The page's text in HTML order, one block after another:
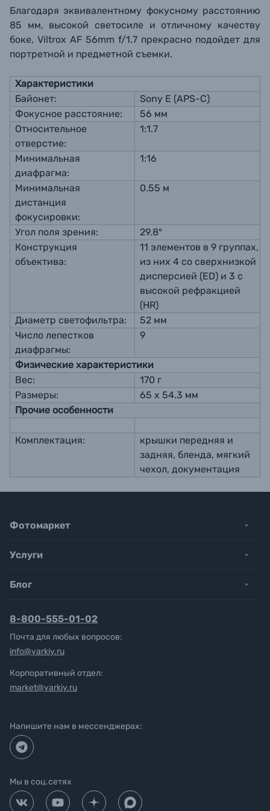
Благодаря эквивалентному фокусному расстоянию
85 мм, высокой светосиле и отличному качеству
боке, Viltrox AF 56mm f/1.7 прекрасно подойдет для
портретной и предметной съемки.
Характеристики
Байонет:
Sony E (APS-C)
Фокусное расстояние:
56 мм
Относительное
отверстие:
1:1.7
Минимальная
диафрагма:
1:16
Минимальная
дистанция
фокусировки:
0.55 м
Угол поля зрения:
29.8°
Конструкция
объектива:
11 элементов в 9 группах,
из них 4 со сверхнизкой
дисперсией (ED) и 3 с
высокой рефракцией
(HR)
Диаметр светофильтра:
52 мм
Число лепестков
диафрагмы:
9
Физические характеристики
Вес:
170 г
Размеры:
65 х 54.3 мм
Прочие особенности
Комплектация:
крышки передняя и
задняя, бленда, мягкий
чехол, документация
Фотомаркет
Услуги
Блог
8-800-555-01-02
Почта для любых вопросов:
info@yarkiy.ru
Корпоративный отдел:
market@yarkiy.ru
Напишите нам в мессенджерах:
Мы в соц.сетях